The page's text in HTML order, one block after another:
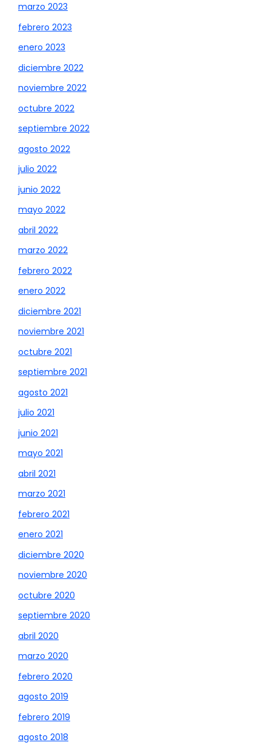
marzo 2023
febrero 2023
enero 2023
diciembre 2022
noviembre 2022
octubre 2022
septiembre 2022
agosto 2022
julio 2022
junio 2022
mayo 2022
abril 2022
marzo 2022
febrero 2022
enero 2022
diciembre 2021
noviembre 2021
octubre 2021
septiembre 2021
agosto 2021
julio 2021
junio 2021
mayo 2021
abril 2021
marzo 2021
febrero 2021
enero 2021
diciembre 2020
noviembre 2020
octubre 2020
septiembre 2020
abril 2020
marzo 2020
febrero 2020
agosto 2019
febrero 2019
agosto 2018